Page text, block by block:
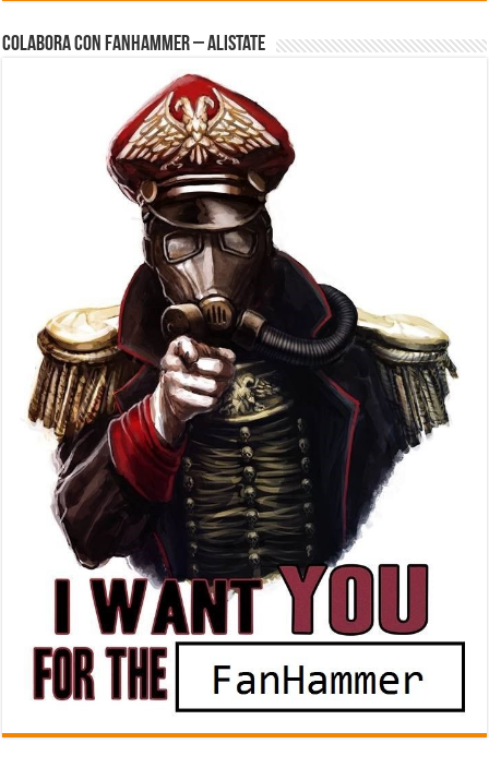
Colabora con FanHammer – Alistate